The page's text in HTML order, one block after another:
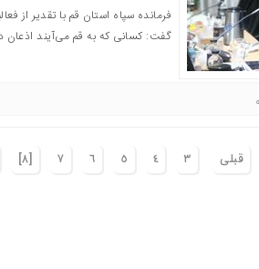
فرمانده سپاه استان قم با تقدیر
گفت: کسانی که به قم می‌آیند اذعان
قبلی ٣ ٤ ٥ ٦ ٧ [٨]